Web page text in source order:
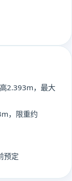
2.393m，最大
，限重约
预定